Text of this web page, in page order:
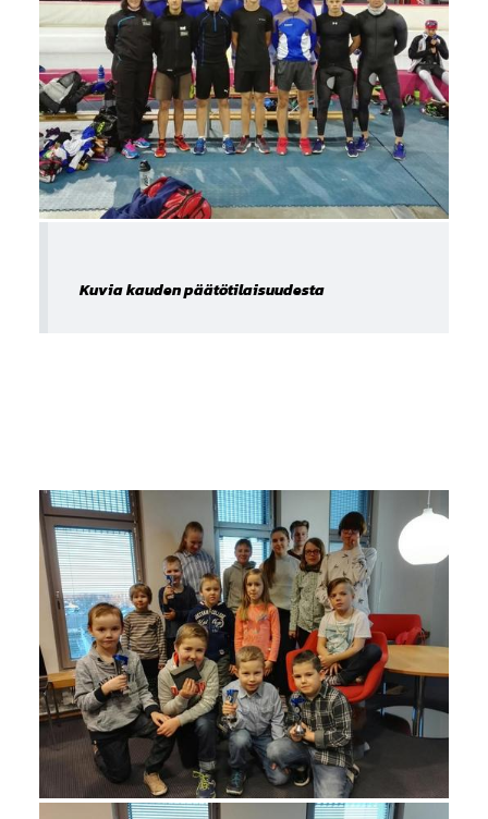
Kuvia kauden päätötilaisuudesta